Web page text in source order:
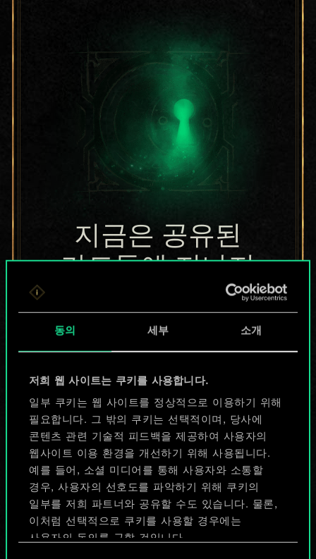
동의 세부 소개
저희 웹 사이트는 쿠키를 사용합니다.
일부 쿠키는 웹 사이트를 정상적으로 이용하기 위해
필요합니다. 그 밖의 쿠키는 선택적이며, 당사에
콘텐츠 관련 기술적 피드백을 제공하여 사용자의
웹사이트 이용 환경을 개선하기 위해 사용됩니다.
예를 들어, 소셜 미디어를 통해 사용자와 소통할
경우, 사용자의 선호도를 파악하기 위해 쿠키의
일부를 저희 파트너와 공유할 수도 있습니다. 물론,
이처럼 선택적으로 쿠키를 사용할 경우에는
사용자의 동의를 구할 것입니다.
지금은 공유된
카드들에 지나지
무궁무진한
가능성을 가지고
있습니다!
덱 이름 짓기 & 가이드 작성하기
덱 편집
또는